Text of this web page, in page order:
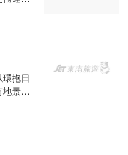
車埕
造就
一帶
重造
出口大
抱日
地景為